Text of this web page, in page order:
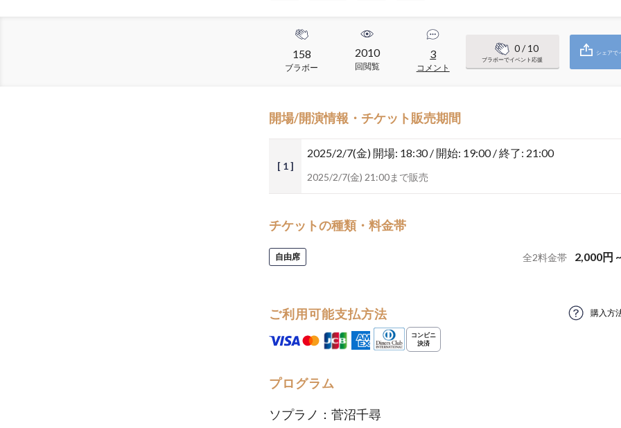
158
ブラボー
2010
回閲覧
3
コメント
0/ 10
ブラボーでイベント応援
シェアで
開場/開演情報・チケット販売期間
[ 1 ]
2025/2/7(金) 開場: 18:30 / 開始: 19:00 / 終了: 21:00
2025/2/7(金) 21:00まで販売
チケットの種類・料金帯
自由席 全2料金帯 2,000円
ご利用可能支払方法 購入方
プログラム
ソプラノ：菅沼千尋